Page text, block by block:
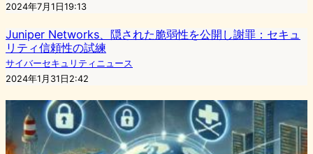
2024年7月1日19:13
Juniper Networks、隠された脆弱性を公開し謝罪：セキュ
リティ信頼性の試練
サイバーセキュリティニュース
2024年1月31日2:42